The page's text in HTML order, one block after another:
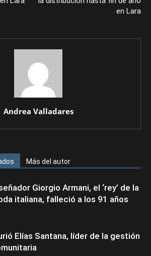
en Lara
Andrea Valladares
Más del autor
Giorgio Armani, el ‘rey’ de la
italiana, falleció a los 91 años
Elías Santana, líder de la gestión